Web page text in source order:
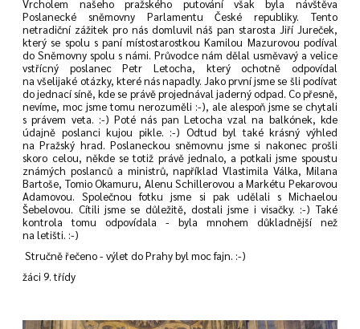
Vrcholem našeho pražského putování však byla návštěva
Poslanecké sněmovny Parlamentu České republiky. Tento
netradiční zážitek pro nás domluvil náš pan starosta Jiří Jureček,
který se spolu s paní místostarostkou Kamilou Mazurovou podíval
do Sněmovny spolu s námi. Průvodce nám dělal usměvavý a velice
vstřícný poslanec Petr Letocha, který ochotně odpovídal
na všelijaké otázky, které nás napadly. Jako první jsme se šli podívat
do jednací síně, kde se právě projednával jaderný odpad. Co přesně,
nevíme, moc jsme tomu nerozuměli :-), ale alespoň jsme se chytali
s právem veta. :-) Poté nás pan Letocha vzal na balkónek, kde
údajně poslanci kujou pikle. :-) Odtud byl také krásný výhled
na Pražský hrad. Poslaneckou sněmovnu jsme si nakonec prošli
skoro celou, někde se totiž právě jednalo, a potkali jsme spoustu
známých poslanců a ministrů, například Vlastimila Válka, Milana
Bartoše, Tomio Okamuru, Alenu Schillerovou a Markétu Pekarovou
Adamovou. Společnou fotku jsme si pak udělali s Michaelou
Šebelovou. Cítili jsme se důležitě, dostali jsme i visačky. :-) Také
kontrola tomu odpovídala - byla mnohem důkladnější než
na letišti. :-)
Stručně řečeno - výlet do Prahy byl moc fajn. :-)
žáci 9. třídy